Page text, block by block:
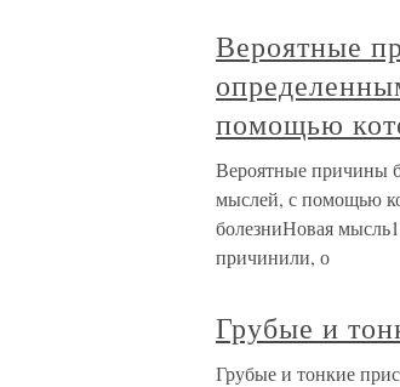
Вероятные
помощью
Вероятные причины
мыслей, с помощью
болезниНовая
причинили, о
Грубые и
Грубые и тонкие